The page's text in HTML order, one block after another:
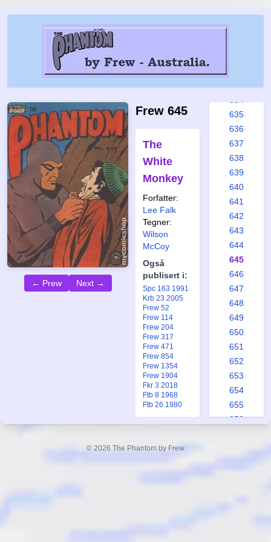
← Prew Next →
Frew 645
The
White
Monkey
Forfatter:
Lee Falk
Tegner:
Wilson
McCoy
Også
publisert i:
Spc 163 1991
Krb 23 2005
Frew 52
Frew 114
Frew 204
Frew 317
Frew 471
Frew 854
Frew 1354
Frew 1904
Fkr 3 2018
Ftb 8 1968
Ftb 26 1980
628
635
636
637
638
639
640
641
642
643
644
645
646
647
648
649
650
651
652
653
654
655
656
© 2026 The Phantom by Frew